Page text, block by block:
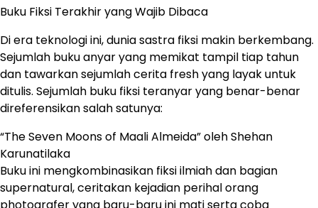
Buku Fiksi Terakhir yang Wajib Dibaca
Di era teknologi ini, dunia sastra fiksi makin berkembang.
Sejumlah buku anyar yang memikat tampil tiap tahun
dan tawarkan sejumlah cerita fresh yang layak untuk
ditulis. Sejumlah buku fiksi teranyar yang benar-benar
direferensikan salah satunya:
“The Seven Moons of Maali Almeida” oleh Shehan
Karunatilaka
Buku ini mengkombinasikan fiksi ilmiah dan bagian
supernatural, ceritakan kejadian perihal orang